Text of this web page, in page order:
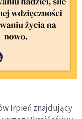
Irpień znajdujący